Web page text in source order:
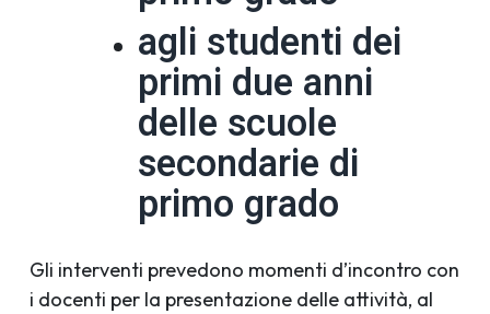
agli studenti dei
primi due anni
delle scuole
secondarie di
primo grado
Gli interventi prevedono momenti d’incontro con
i docenti per la presentazione delle attività, al